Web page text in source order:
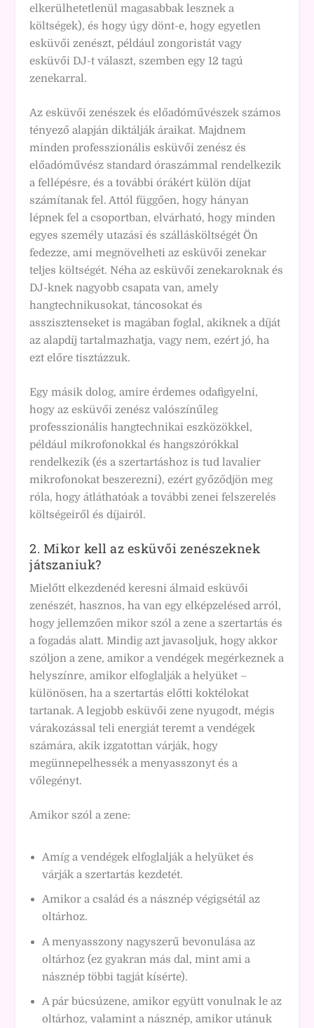
elkerülhetetlenül magasabbak lesznek a
költségek), és hogy úgy dönt-e, hogy egyetlen
esküvői zenészt, például zongoristát vagy
esküvői DJ-t választ, szemben egy 12 tagú
zenekarral.
Az esküvői zenészek és előadóművészek számos
tényező alapján diktálják áraikat. Majdnem
minden professzionális esküvői zenész és
előadóművész standard óraszámmal rendelkezik
a fellépésre, és a további órákért külön díjat
számítanak fel. Attól függően, hogy hányan
lépnek fel a csoportban, elvárható, hogy minden
egyes személy utazási és szállásköltségét Ön
fedezze, ami megnövelheti az esküvői zenekar
teljes költségét. Néha az esküvői zenekaroknak és
DJ-knek nagyobb csapata van, amely
hangtechnikusokat, táncosokat és
asszisztenseket is magában foglal, akiknek a díját
az alapdíj tartalmazhatja, vagy nem, ezért jó, ha
ezt előre tisztázzuk.
Egy másik dolog, amire érdemes odafigyelni,
hogy az esküvői zenész valószínűleg
professzionális hangtechnikai eszközökkel,
például mikrofonokkal és hangszórókkal
rendelkezik (és a szertartáshoz is tud lavalier
mikrofonokat beszerezni), ezért győződjön meg
róla, hogy átláthatóak a további zenei felszerelés
költségeiről és díjairól.
2. Mikor kell az esküvői zenészeknek
játszaniuk?
Mielőtt elkezdenéd keresni álmaid esküvői
zenészét, hasznos, ha van egy elképzelésed arról,
hogy jellemzően mikor szól a zene a szertartás és
a fogadás alatt. Mindig azt javasoljuk, hogy akkor
szóljon a zene, amikor a vendégek megérkeznek a
helyszínre, amikor elfoglalják a helyüket –
különösen, ha a szertartás előtti koktélokat
tartanak. A legjobb esküvői zene nyugodt, mégis
várakozással teli energiát teremt a vendégek
számára, akik izgatottan várják, hogy
megünnepelhessék a menyasszonyt és a
vőlegényt.
Amikor szól a zene:
Amíg a vendégek elfoglalják a helyüket és
várják a szertartás kezdetét.
Amikor a család és a násznép végigsétál az
oltárhoz.
A menyasszony nagyszerű bevonulása az
oltárhoz (ez gyakran más dal, mint ami a
násznép többi tagját kísérte).
A pár búcsúzene, amikor együtt vonulnak le az
oltárhoz, valamint a násznép, amikor utánuk